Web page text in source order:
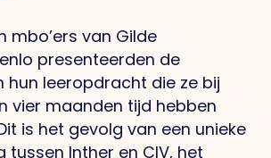
mbo’ers van Gilde
presenteerden de
hun leeropdracht die ze bij
vier maanden tijd hebben
is het gevolg van een unieke
tussen Inther en CIV, het